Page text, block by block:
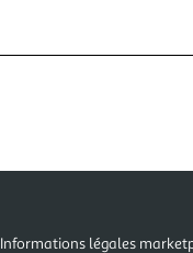
Informations légales